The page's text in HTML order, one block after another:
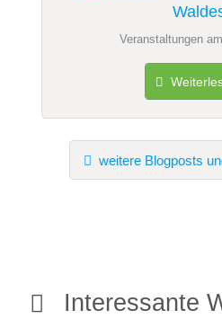
Veranstaltungen
weitere Blogposts
Interessante